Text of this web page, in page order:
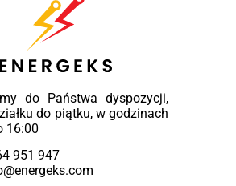
do Państwa dyspozycji,
do piątku, w godzinach
16:00
951 947